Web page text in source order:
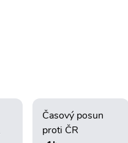
Časový posun
proti ČR